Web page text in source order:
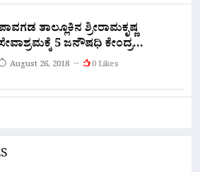
ತಾಲ್ಲೂಕಿನ ಶ್ರೀರಾಮಕೃಷ್ಣ
5 ಜನೌಷಧಿ ಕೇಂದ್ರ
ಕೇಂದ್ರ ಸಚಿವ ಅನಂತ್
August 26, 2018 0 Likes